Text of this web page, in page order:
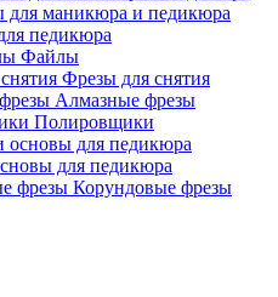
для маникюра и педикюра
педикюра
Файлы
Фрезы для снятия
Алмазные фрезы
Полировщики
для педикюра
Корундовые фрезы